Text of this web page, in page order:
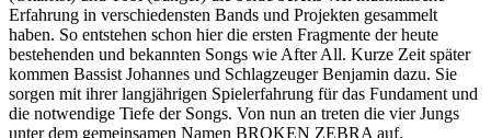
Erfahrung in verschiedensten Bands und Projekten gesammelt
haben. So entstehen schon hier die ersten Fragmente der heute
bestehenden und bekannten Songs wie After All. Kurze Zeit später
kommen Bassist Johannes und Schlagzeuger Benjamin dazu. Sie
sorgen mit ihrer langjährigen Spielerfahrung für das Fundament und
die notwendige Tiefe der Songs. Von nun an treten die vier Jungs
unter dem gemeinsamen Namen BROKEN ZEBRA auf.